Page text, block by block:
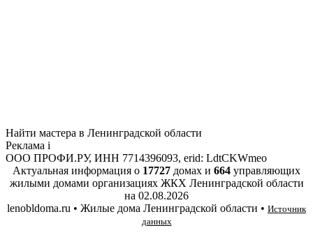
Найти мастера в Ленинградской области
Реклама i
ООО ПРОФИ.РУ, ИНН 7714396093, erid: LdtCKWmeo
Актуальная информация о 17727 домах и 664 управляющих
жилыми домами организациях ЖКХ Ленинградской области
на 02.08.2026
lenobldoma.ru • Жилые дома Ленинградской области • Источник
данных